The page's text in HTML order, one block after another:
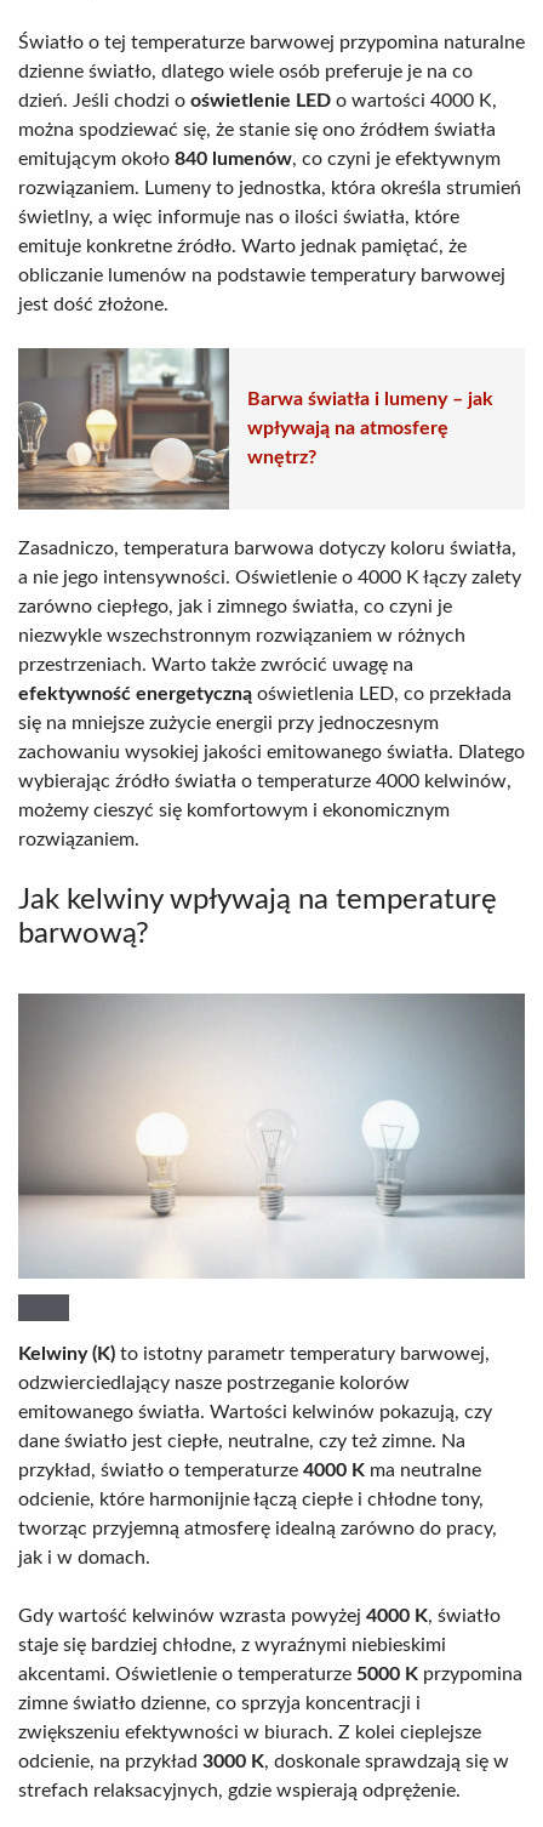
Światło o tej temperaturze barwowej przypomina naturalne
dzienne światło, dlatego wiele osób preferuje je na co
dzień. Jeśli chodzi o oświetlenie LED o wartości 4000 K,
można spodziewać się, że stanie się ono źródłem światła
emitującym około 840 lumenów, co czyni je efektywnym
rozwiązaniem. Lumeny to jednostka, która określa strumień
świetlny, a więc informuje nas o ilości światła, które
emituje konkretne źródło. Warto jednak pamiętać, że
obliczanie lumenów na podstawie temperatury barwowej
jest dość złożone.
Barwa światła i lumeny – jak
wpływają na atmosferę
wnętrz?
Zasadniczo, temperatura barwowa dotyczy koloru światła,
a nie jego intensywności. Oświetlenie o 4000 K łączy zalety
zarówno ciepłego, jak i zimnego światła, co czyni je
niezwykle wszechstronnym rozwiązaniem w różnych
przestrzeniach. Warto także zwrócić uwagę na
efektywność energetyczną oświetlenia LED, co przekłada
się na mniejsze zużycie energii przy jednoczesnym
zachowaniu wysokiej jakości emitowanego światła. Dlatego
wybierając źródło światła o temperaturze 4000 kelwinów,
możemy cieszyć się komfortowym i ekonomicznym
rozwiązaniem.
Jak kelwiny wpływają na temperaturę
barwową?
Kelwiny (K) to istotny parametr temperatury barwowej,
odzwierciedlający nasze postrzeganie kolorów
emitowanego światła. Wartości kelwinów pokazują, czy
dane światło jest ciepłe, neutralne, czy też zimne. Na
przykład, światło o temperaturze 4000 K ma neutralne
odcienie, które harmonijnie łączą ciepłe i chłodne tony,
tworząc przyjemną atmosferę idealną zarówno do pracy,
jak i w domach.
Gdy wartość kelwinów wzrasta powyżej 4000 K, światło
staje się bardziej chłodne, z wyraźnymi niebieskimi
akcentami. Oświetlenie o temperaturze 5000 K przypomina
zimne światło dzienne, co sprzyja koncentracji i
zwiększeniu efektywności w biurach. Z kolei cieplejsze
odcienie, na przykład 3000 K, doskonale sprawdzają się w
strefach relaksacyjnych, gdzie wspierają odprężenie.